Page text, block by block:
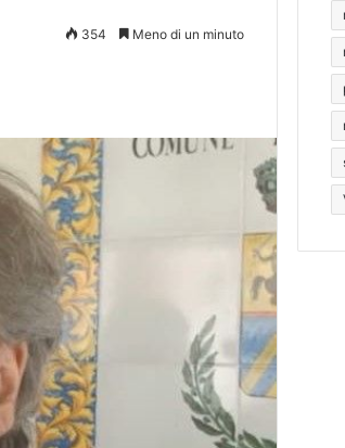
354 Meno di un minuto